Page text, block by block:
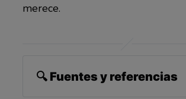
merece.
🔍 Fuentes y referencias